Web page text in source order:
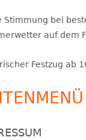
Stimmung bei
auf dem
Festzug ab